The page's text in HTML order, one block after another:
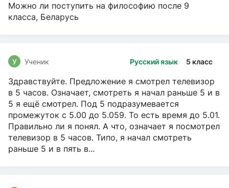
Можно ли поступить на философию после 9
класса, Беларусь
Русский язык 5 класс
У Ученик
Здравствуйте. Предложение я смотрел телевизор
в 5 часов. Означает, смотреть я начал раньше 5 и в
5 я ещё смотрел. Под 5 подразумевается
промежуток с 5.00 до 5.059. То есть время до 5.01.
Правильно ли я понял. А что, означает я посмотрел
телевизор в 5 часов. Типо, я начал смотреть
раньше 5 и в пять в...